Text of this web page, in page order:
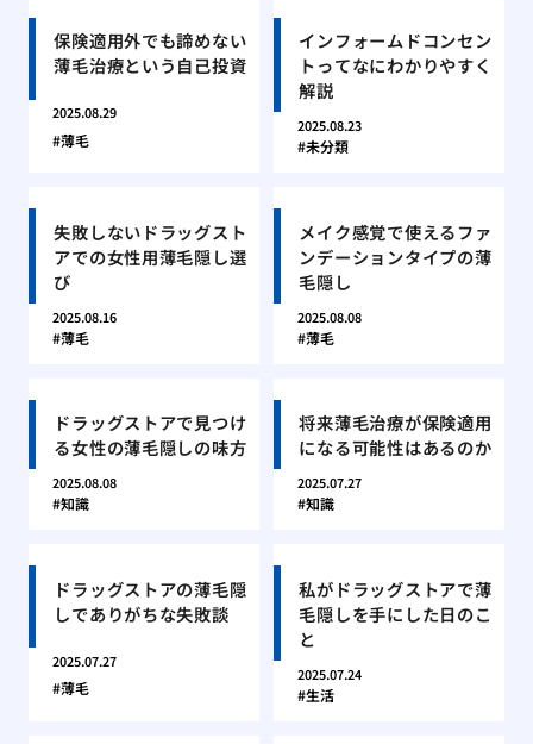
保険適用外でも諦めない
薄毛治療という自己投資
2025.08.29
薄毛
インフォームドコンセン
トってなにわかりやすく
解説
2025.08.23
未分類
失敗しないドラッグスト
アでの女性用薄毛隠し選
び
2025.08.16
薄毛
メイク感覚で使えるファ
ンデーションタイプの薄
毛隠し
2025.08.08
薄毛
ドラッグストアで見つけ
る女性の薄毛隠しの味方
2025.08.08
知識
将来薄毛治療が保険適用
になる可能性はあるのか
2025.07.27
知識
ドラッグストアの薄毛隠
しでありがちな失敗談
2025.07.27
薄毛
私がドラッグストアで薄
毛隠しを手にした日のこ
と
2025.07.24
生活